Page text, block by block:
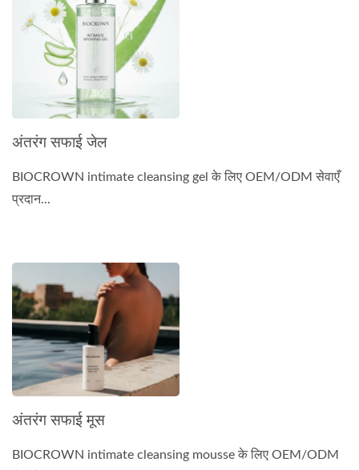
अंतरंग सफाई जेल
BIOCROWN intimate cleansing gel के लिए OEM/ODM सेवाएँ
प्रदान...
अंतरंग सफाई मूस
BIOCROWN intimate cleansing mousse के लिए OEM/ODM